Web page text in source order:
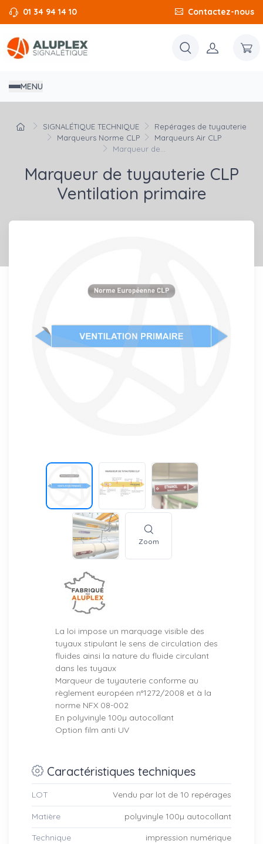
01 34 94 14 10 Contactez-nous
MENU
SIGNALÉTIQUE TECHNIQUE
Repérages de tuyauterie
Marqueurs Norme CLP
Marqueurs Air CLP
Marqueur de...
Marqueur de tuyauterie CLP
Ventilation primaire
Zoom
La loi impose un marquage visible des
tuyaux stipulant le sens de circulation des
fluides ainsi la nature du fluide circulant
dans les tuyaux
Marqueur de tuyauterie conforme au
règlement européen n°1272/2008 et à la
norme NFX 08-002
En polyvinyle 100µ autocollant
Option film anti UV
Caractéristiques techniques
LOT Vendu par lot de 10 repérages
Matière polyvinyle 100µ autocollant
Technique impression numérique